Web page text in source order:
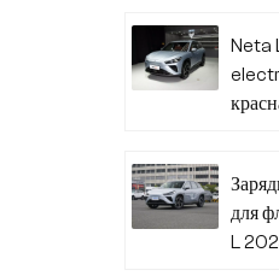
Neta
для
L